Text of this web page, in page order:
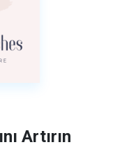
Artırın